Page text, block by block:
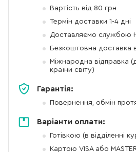
Вартість від 80 грн
Термін доставки 1-4 дні
Доставляємо службою
Безкоштовна доставка
Міжнародна відправка
країни світу)
Гарантія:
Повернення, обмін
Варіанти оплати:
Готівкою (в відділенні
Картою VISA або